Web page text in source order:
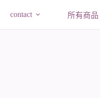
contact 所有商品